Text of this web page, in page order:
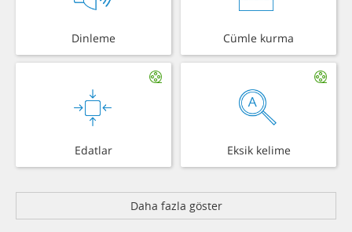
Dinleme Cümle kurma
Edatlar Eksik kelime
Daha fazla göster